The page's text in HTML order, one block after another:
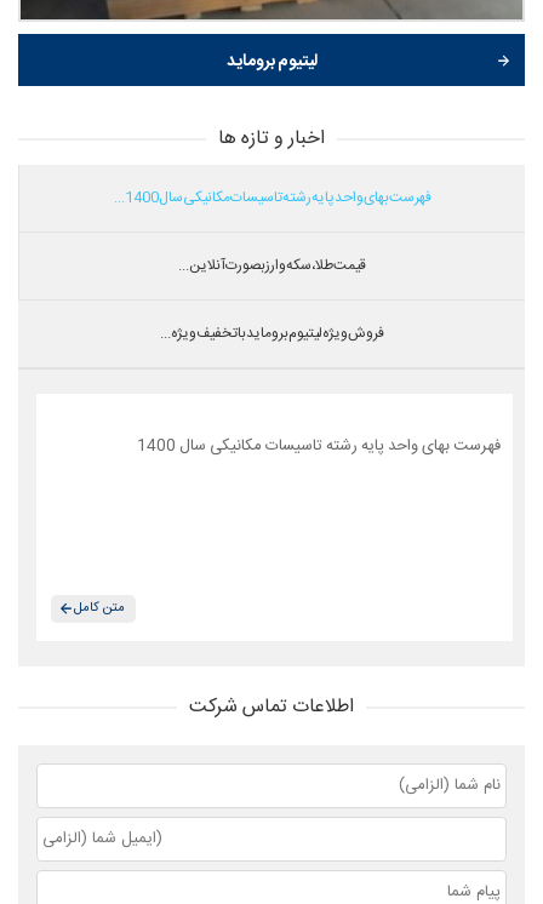
لیتیوم بروماید
اخبار و تازه ها
فهرست بهای واحد پایه رشته تاسیسات مکانیکی سال 1400...
قیمت طلا،سکه و ارز بصورت آنلاین...
فروش ویژه لیتیوم بروماید با تخفیف ویژه...
فهرست بهای واحد پایه رشته تاسیسات مکانیکی سال 1400
متن کامل
اطلاعات تماس شرکت